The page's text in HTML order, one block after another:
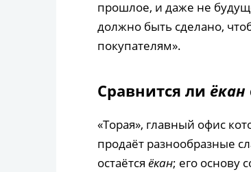
прошлое, и даже не
должно быть сделано,
покупателям».
Сравнится ли ёкан
«Торая», главный офис
продаёт разнообразные
остаётся ёкан; его основу